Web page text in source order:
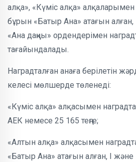
алқа», «Күміс алқа»
бұрын «Батыр Ана» атағын алған,
«Ана даңқы» ордендерімен
тағайындалады.
Наградталған анаға берілетін
келесі мөлшерде төленеді:
«Күміс алқа» алқасымен
АЕК немесе 25 165 теңге;
«Алтын алқа» алқасымен
«Батыр Ана» атағын алған, І және